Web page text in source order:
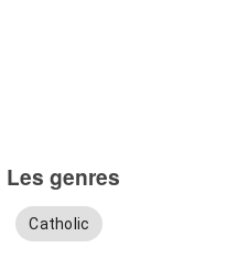
Les genres
Catholic